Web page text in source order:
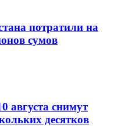
потратили на
сумов
августа снимут
десятков